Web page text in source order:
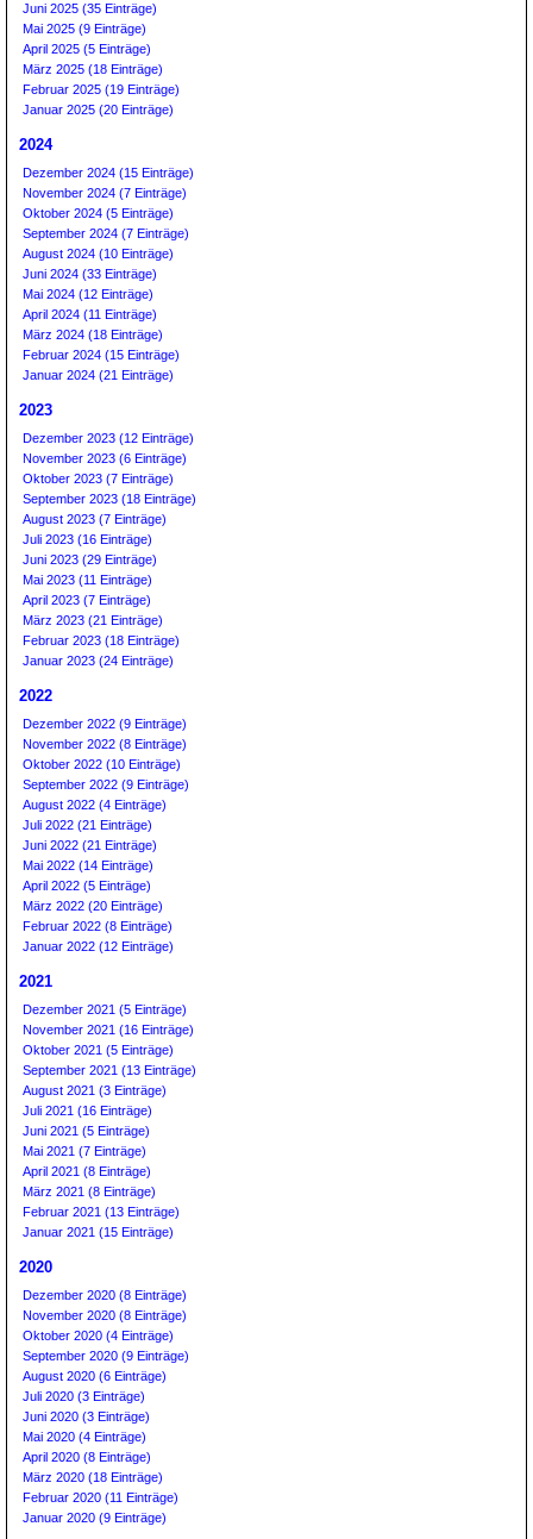
Juni 2025 (35 Einträge)
Mai 2025 (9 Einträge)
April 2025 (5 Einträge)
März 2025 (18 Einträge)
Februar 2025 (19 Einträge)
Januar 2025 (20 Einträge)
2024
Dezember 2024 (15 Einträge)
November 2024 (7 Einträge)
Oktober 2024 (5 Einträge)
September 2024 (7 Einträge)
August 2024 (10 Einträge)
Juni 2024 (33 Einträge)
Mai 2024 (12 Einträge)
April 2024 (11 Einträge)
März 2024 (18 Einträge)
Februar 2024 (15 Einträge)
Januar 2024 (21 Einträge)
2023
Dezember 2023 (12 Einträge)
November 2023 (6 Einträge)
Oktober 2023 (7 Einträge)
September 2023 (18 Einträge)
August 2023 (7 Einträge)
Juli 2023 (16 Einträge)
Juni 2023 (29 Einträge)
Mai 2023 (11 Einträge)
April 2023 (7 Einträge)
März 2023 (21 Einträge)
Februar 2023 (18 Einträge)
Januar 2023 (24 Einträge)
2022
Dezember 2022 (9 Einträge)
November 2022 (8 Einträge)
Oktober 2022 (10 Einträge)
September 2022 (9 Einträge)
August 2022 (4 Einträge)
Juli 2022 (21 Einträge)
Juni 2022 (21 Einträge)
Mai 2022 (14 Einträge)
April 2022 (5 Einträge)
März 2022 (20 Einträge)
Februar 2022 (8 Einträge)
Januar 2022 (12 Einträge)
2021
Dezember 2021 (5 Einträge)
November 2021 (16 Einträge)
Oktober 2021 (5 Einträge)
September 2021 (13 Einträge)
August 2021 (3 Einträge)
Juli 2021 (16 Einträge)
Juni 2021 (5 Einträge)
Mai 2021 (7 Einträge)
April 2021 (8 Einträge)
März 2021 (8 Einträge)
Februar 2021 (13 Einträge)
Januar 2021 (15 Einträge)
2020
Dezember 2020 (8 Einträge)
November 2020 (8 Einträge)
Oktober 2020 (4 Einträge)
September 2020 (9 Einträge)
August 2020 (6 Einträge)
Juli 2020 (3 Einträge)
Juni 2020 (3 Einträge)
Mai 2020 (4 Einträge)
April 2020 (8 Einträge)
März 2020 (18 Einträge)
Februar 2020 (11 Einträge)
Januar 2020 (9 Einträge)